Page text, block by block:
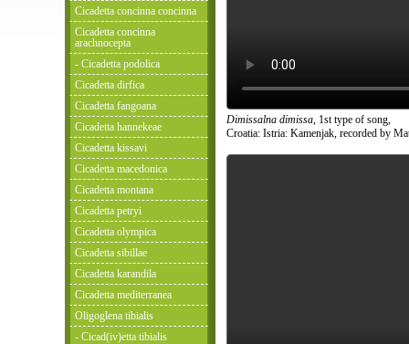
Dimissalna dimissa, 1st type of song,
Croatia: Istria: Kamenjak, recorded by
Cicadetta concinna concinna
Cicadetta concinna
arachnocepta
- Cicadetta podolica
Cicadetta dirfica
Cicadetta fangoana
Cicadetta hannekeae
Cicadetta kissavi
Cicadetta macedonica
Cicadetta montana
Cicadetta petryi
Cicadetta olympica
Cicadetta sibillae
Cicadetta karandila
Cicadetta mediterranea
Oligoglena tibialis
- Cicad(iv)etta tibialis